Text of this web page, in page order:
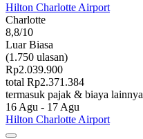
Hilton Charlotte Airport
Charlotte
8,8/10
Luar Biasa
(1.750 ulasan)
Rp2.039.900
total Rp2.371.384
termasuk pajak & biaya lainnya
16 Agu - 17 Agu
Hilton Charlotte Airport